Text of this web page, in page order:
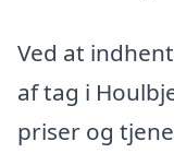
Ved at
af tag i
priser og